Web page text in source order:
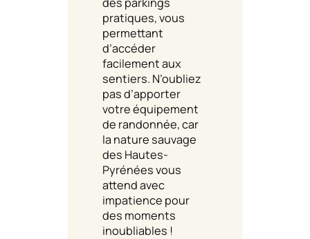
pratiques, vous
permettant
d’accéder
facilement aux
sentiers. N’oubliez
pas d’apporter
votre équipement
de randonnée, car
la nature sauvage
des Hautes-
Pyrénées vous
attend avec
impatience pour
des moments
inoubliables !